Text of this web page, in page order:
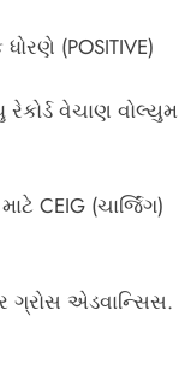
(POSITIVE)
વેચાણ વોલ્યુમ
CEIG (ચાર્જિંગ)
ગ્રોસ એડવાન્સિસ.